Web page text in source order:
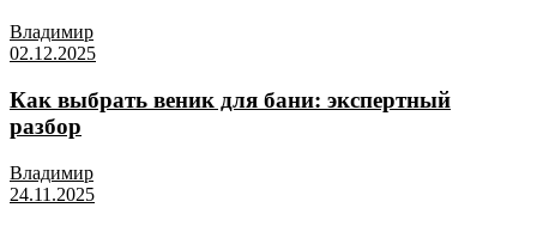
Владимир
02.12.2025
Как выбрать веник для бани: экспертный
разбор
Владимир
24.11.2025